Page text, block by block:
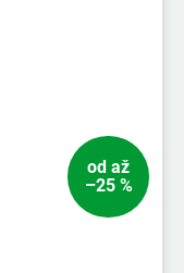
od až
–25 %